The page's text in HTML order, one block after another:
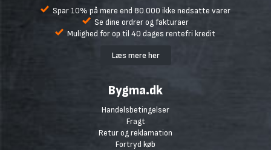
Spar 10% på mere end 80.000 ikke nedsatte varer
Se dine ordrer og fakturaer
Mulighed for op til 40 dages rentefri kredit
Læs mere her
Bygma.dk
Handelsbetingelser
Fragt
Retur og reklamation
Fortryd køb